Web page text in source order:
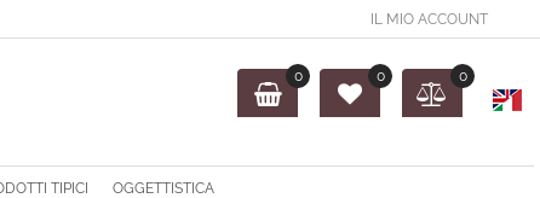
IL MIO ACCOUNT
0 0 0
TIPICI OGGETTISTICA